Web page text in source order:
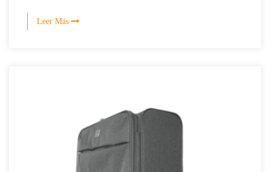
Leer Más